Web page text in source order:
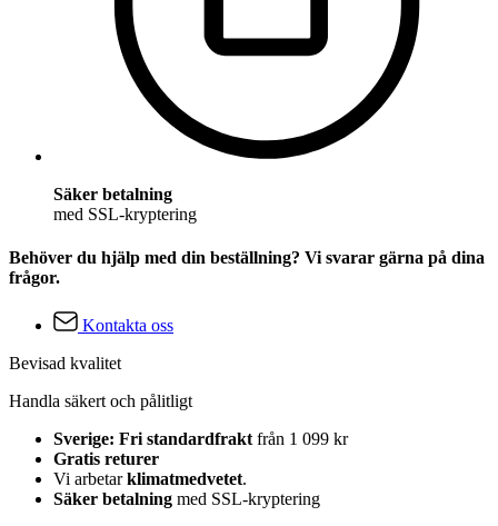
Säker betalning
med SSL-kryptering
Behöver du hjälp med din beställning? Vi svarar gärna på dina
frågor.
Kontakta oss
Bevisad kvalitet
Handla säkert och pålitligt
Sverige: Fri standardfrakt från 1 099 kr
Gratis returer
Vi arbetarklimatmedvetet.
Säker betalning med SSL-kryptering